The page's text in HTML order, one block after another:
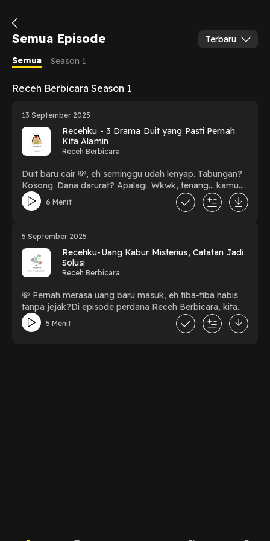
Semua Episode
Terbaru
Semua
Season 1
Receh Berbicara Season 1
13 September 2025
Recehku - 3 Drama Duit yang Pasti Pernah
Kita Alamin
Receh Berbicara
Duit baru cair 💸, eh seminggu udah lenyap. Tabungan?
Kosong. Dana darurat? Apalagi. Wkwk, tenang… kamu
nggak sendirian kok 😅.Di episode ini kita ngobrolin 3
drama duit yang pasti relate: boros kebablasan, nggak
keuangan. Obrolannya santai, receh, tapi dijamin bikin
kamu mikir, “wah, gue banget nih.” 🤭Letsgowwwwww💃
6 Menit
5 September 2025
Recehku-Uang Kabur Misterius, Catatan Jadi
Solusi
Receh Berbicara
💸 Pernah merasa uang baru masuk, eh tiba-tiba habis
tanpa jejak?Di episode perdana Receh Berbicara, kita
ngobrolin soal uang yang sering “kabur misterius”. Dari
jajan kecil sampai nongkrong, saldo bisa cepat tipis.
5 Menit